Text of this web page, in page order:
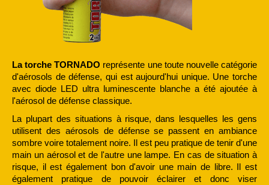
La torche TORNADO représente une toute nouvelle catégorie
d'aérosols de défense, qui est aujourd'hui unique. Une torche
avec diode LED ultra luminescente blanche a été ajoutée à
l'aérosol de défense classique.
La plupart des situations à risque, dans lesquelles les gens
utilisent des aérosols de défense se passent en ambiance
sombre voire totalement noire. Il est peu pratique de tenir d'une
main un aérosol et de l'autre une lampe. En cas de situation à
risque, il est également bon d'avoir une main de libre. Il est
également pratique de pouvoir éclairer et donc viser